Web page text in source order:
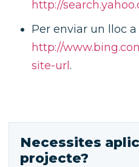
http://
Per enviar un lloc
http://
site-url.
Necessites
projecte?